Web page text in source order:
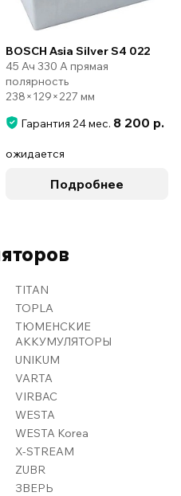
BOSCH Asia Silver S4 022
45 Ач 330 А прямая
полярность
238×129×227 мм
Гарантия 24 мес. 8 200 р.
ожидается
Подробнее
TITAN
TOPLA
ТЮМЕНСКИЕ
АККУМУЛЯТОРЫ
UNIKUM
VARTA
VIRBAC
WESTA
WESTA Korea
X-STREAM
ZUBR
ЗВЕРЬ